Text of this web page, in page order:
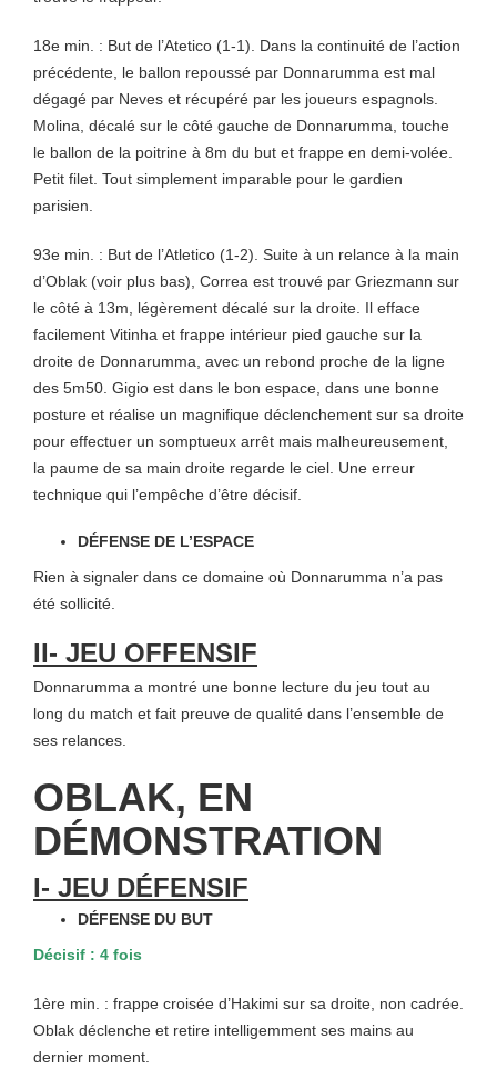
18e min. : But de l’Atetico (1-1). Dans la continuité de l’action
précédente, le ballon repoussé par Donnarumma est mal
dégagé par Neves et récupéré par les joueurs espagnols.
Molina, décalé sur le côté gauche de Donnarumma, touche
le ballon de la poitrine à 8m du but et frappe en demi-volée.
Petit filet. Tout simplement imparable pour le gardien
parisien.
93e min. : But de l’Atletico (1-2). Suite à un relance à la main
d’Oblak (voir plus bas), Correa est trouvé par Griezmann sur
le côté à 13m, légèrement décalé sur la droite. Il efface
facilement Vitinha et frappe intérieur pied gauche sur la
droite de Donnarumma, avec un rebond proche de la ligne
des 5m50. Gigio est dans le bon espace, dans une bonne
posture et réalise un magnifique déclenchement sur sa droite
pour effectuer un somptueux arrêt mais malheureusement,
la paume de sa main droite regarde le ciel. Une erreur
technique qui l’empêche d’être décisif.
DÉFENSE DE L’ESPACE
Rien à signaler dans ce domaine où Donnarumma n’a pas
été sollicité.
II- JEU OFFENSIF
Donnarumma a montré une bonne lecture du jeu tout au
long du match et fait preuve de qualité dans l’ensemble de
ses relances.
OBLAK, EN
DÉMONSTRATION
I- JEU DÉFENSIF
DÉFENSE DU BUT
Décisif : 4 fois
1ère min. : frappe croisée d’Hakimi sur sa droite, non cadrée.
Oblak déclenche et retire intelligemment ses mains au
dernier moment.